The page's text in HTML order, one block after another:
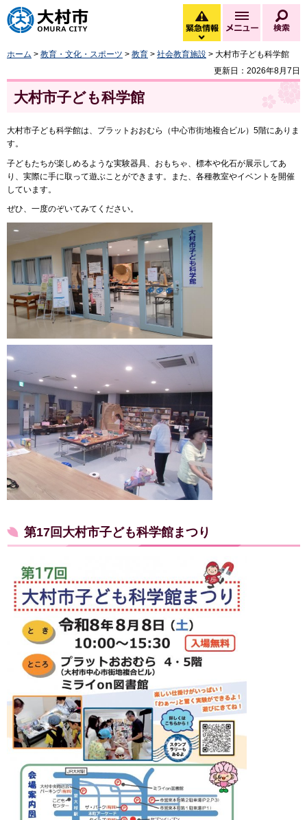
大村市
緊急情報
緊急情報を開く
メニュー
ホーム > 教育・文化・スポーツ > 教育 > 社会教育施設 > 大村市子ども科学館
更新日：2026年8月7日
大村市子ども科学館
大村市子ども科学館は、プラットおおむら（中心市街地複合ビル）5階にありま
す。
子どもたちが楽しめるような実験器具、おもちゃ、標本や化石が展示してあ
り、実際に手に取って遊ぶことができます。また、各種教室やイベントを開催
しています。
ぜひ、一度のぞいてみてください。
第17回大村市子ども科学館まつり